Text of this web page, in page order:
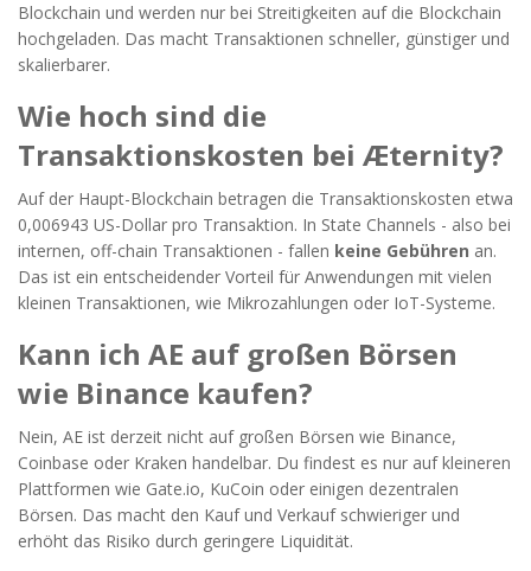
Blockchain und werden nur bei Streitigkeiten auf die Blockchain
hochgeladen. Das macht Transaktionen schneller, günstiger und
skalierbarer.
Wie hoch sind die
Transaktionskosten bei Æternity?
Auf der Haupt-Blockchain betragen die Transaktionskosten etwa
0,006943 US-Dollar pro Transaktion. In State Channels - also bei
internen, off-chain Transaktionen - fallen keine Gebühren an.
Das ist ein entscheidender Vorteil für Anwendungen mit vielen
kleinen Transaktionen, wie Mikrozahlungen oder IoT-Systeme.
Kann ich AE auf großen Börsen
wie Binance kaufen?
Nein, AE ist derzeit nicht auf großen Börsen wie Binance,
Coinbase oder Kraken handelbar. Du findest es nur auf kleineren
Plattformen wie Gate.io, KuCoin oder einigen dezentralen
Börsen. Das macht den Kauf und Verkauf schwieriger und
erhöht das Risiko durch geringere Liquidität.